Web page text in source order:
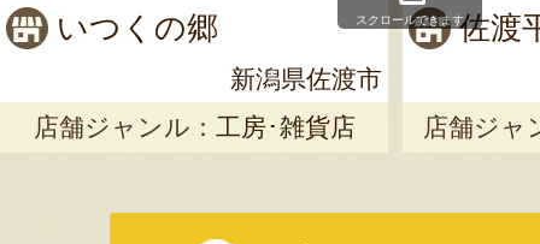
いつくの郷
新潟県佐渡市
店舗ジャンル： 工房･雑貨店
佐渡
店舗ジャ
スクロールできます